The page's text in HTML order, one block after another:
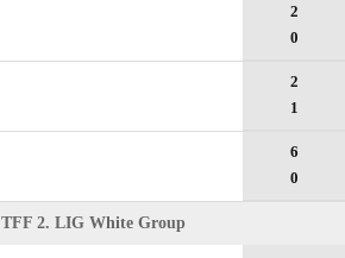
2
0
2
1
6
0
TFF 2. LIG White Group